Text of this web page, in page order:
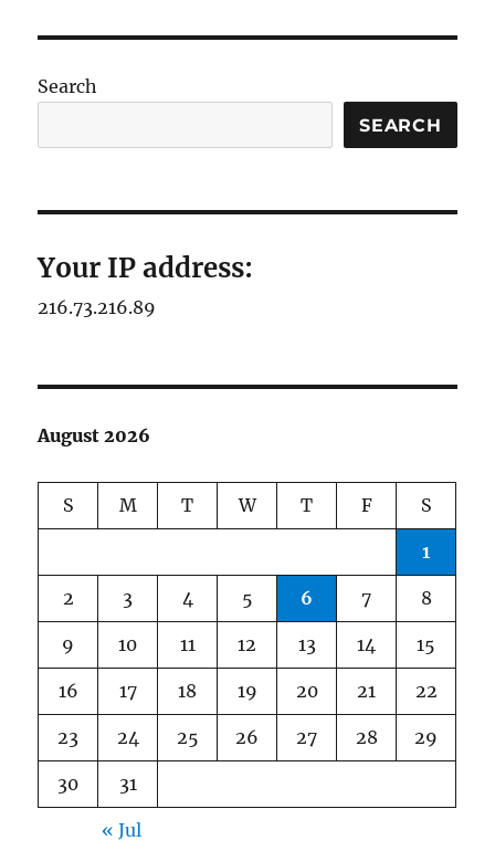
Search
SEARCH
Your IP address:
216.73.216.89
August 2026
S M T W T F S
1
2 3 4 5 6 7 8
9 10 11 12 13 14 15
16 17 18 19 20 21 22
23 24 25 26 27 28 29
30 31
« Jul